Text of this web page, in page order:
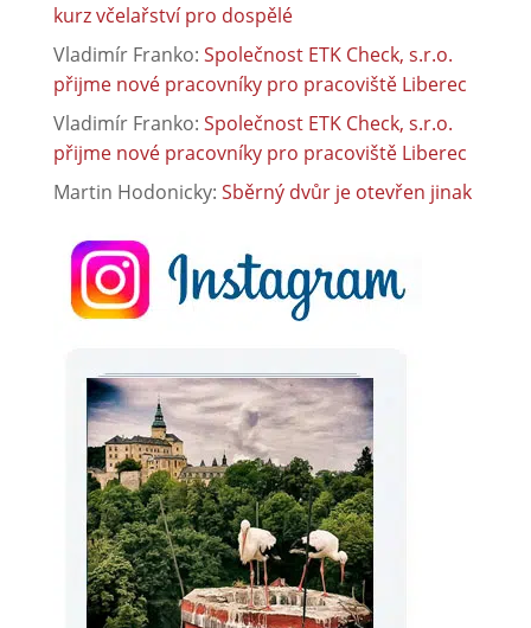
kurz včelařství pro dospělé
Vladimír Franko: Společnost ETK Check, s.r.o.
přijme nové pracovníky pro pracoviště Liberec
Vladimír Franko: Společnost ETK Check, s.r.o.
přijme nové pracovníky pro pracoviště Liberec
Martin Hodonicky: Sběrný dvůr je otevřen jinak